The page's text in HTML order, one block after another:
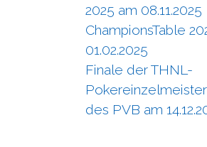
2025 am 08.11.2025
ChampionsTable
01.02.2025
Finale der THNL-
des PVB am